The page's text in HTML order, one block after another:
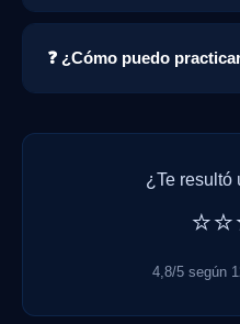
❓ ¿Cómo puedo
¿Te resultó
4,8/5 según